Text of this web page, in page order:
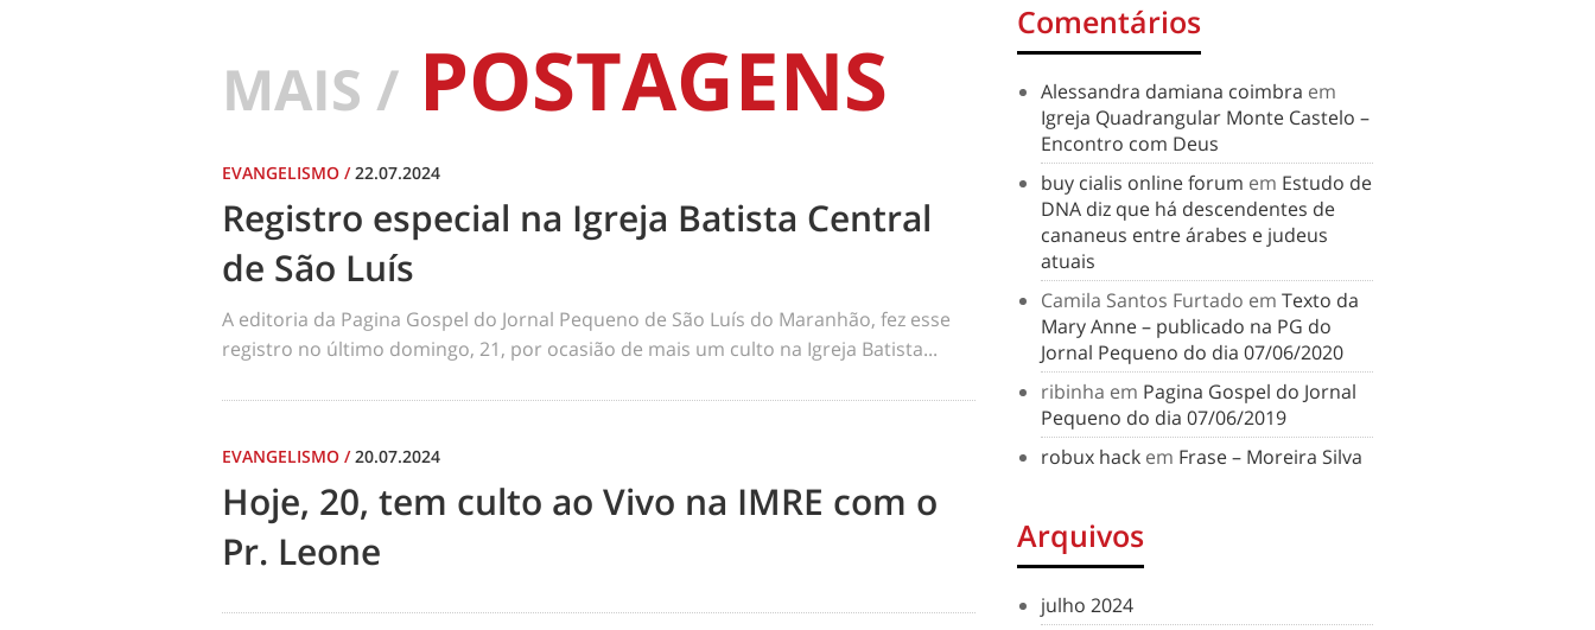
MAIS / POSTAGENS
EVANGELISMO /22.07.2024
Registro especial na Igreja Batista Central
de São Luís
A editoria da Pagina Gospel do Jornal Pequeno de São Luís do Maranhão, fez esse
registro no último domingo, 21, por ocasião de mais um culto na Igreja Batista...
EVANGELISMO /20.07.2024
Hoje, 20, tem culto ao Vivo na IMRE com o
Pr. Leone
Comentários
Alessandra damiana coimbra em
Igreja Quadrangular Monte Castelo –
Encontro com Deus
buy cialis online forum em Estudo de
DNA diz que há descendentes de
cananeus entre árabes e judeus
atuais
Camila Santos Furtado em Texto da
Mary Anne – publicado na PG do
Jornal Pequeno do dia 07/06/2020
ribinha em Pagina Gospel do Jornal
Pequeno do dia 07/06/2019
robux hack em Frase – Moreira Silva
Arquivos
julho 2024